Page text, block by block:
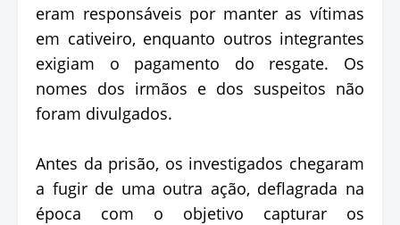
eram responsáveis por manter as vítimas
em cativeiro, enquanto outros integrantes
exigiam o pagamento do resgate. Os
nomes dos irmãos e dos suspeitos não
foram divulgados.
Antes da prisão, os investigados chegaram
a fugir de uma outra ação, deflagrada na
época com o objetivo capturar os